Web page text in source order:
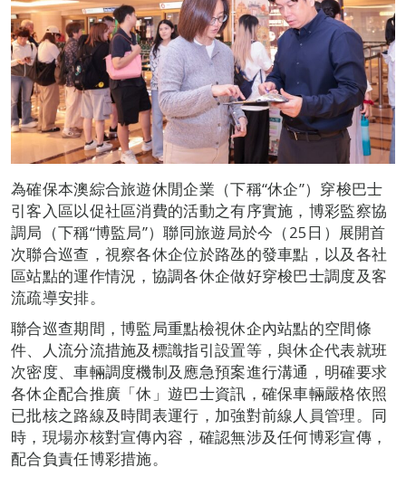
為確保本澳綜合旅遊休閒企業（下稱“休企”）穿梭巴士
引客入區以促社區消費的活動之有序實施，博彩監察協
調局（下稱“博監局”）聯同旅遊局於今（25日）展開首
次聯合巡查，視察各休企位於路氹的發車點，以及各社
區站點的運作情況，協調各休企做好穿梭巴士調度及客
流疏導安排。
聯合巡查期間，博監局重點檢視休企內站點的空間條
件、人流分流措施及標識指引設置等，與休企代表就班
次密度、車輛調度機制及應急預案進行溝通，明確要求
各休企配合推廣「休」遊巴士資訊，確保車輛嚴格依照
已批核之路線及時間表運行，加強對前線人員管理。同
時，現場亦核對宣傳內容，確認無涉及任何博彩宣傳，
配合負責任博彩措施。